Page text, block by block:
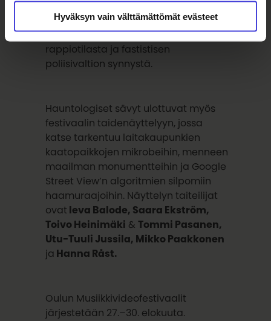
Hyväksyn vain välttämättömät evästeet
aseteollisuutta karnevalisoivat videot
näyttäytyvät aavemaisina
ennakointeina Venäjän nykyisestä
rappiotilasta ja fastistisen
poliisivaltion synnystä.
Hauntologiset sävyt ulottuvat myös
festivaalin taidenäyttelyyn, jossa
katse tarkentuu laitakaupunkien
kaatopaikkojen mikrobeihin, menneen
maailman monumentteihin ja Google
Street View’n algoritmien silpomiin
haamuraajoihin. Näyttelyn taiteilijat
ovat Ieva Balode, Saara Ekström,
Toivo Heinimäki &Tommi Pasanen,
Utu-Tuuli Jussila, Mikko Paakkonen
ja Hanna Råst.
Oulun Musiikkivideofestivaalit
järjestetään 27.–30. elokuuta.